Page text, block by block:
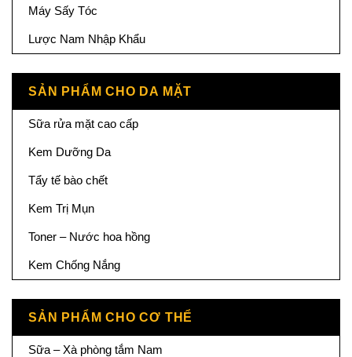
Máy Sấy Tóc
Lược Nam Nhập Khẩu
SẢN PHẨM CHO DA MẶT
Sữa rửa mặt cao cấp
Kem Dưỡng Da
Tẩy tế bào chết
Kem Trị Mụn
Toner – Nước hoa hồng
Kem Chống Nắng
SẢN PHẨM CHO CƠ THỂ
Sữa – Xà phòng tắm Nam